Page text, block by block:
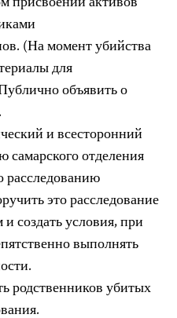
(На момент убийства
для
объявить о
и всесторонний
самарского отделения
расследованию
это расследование
создать условия, при
выполнять
родственников убитых